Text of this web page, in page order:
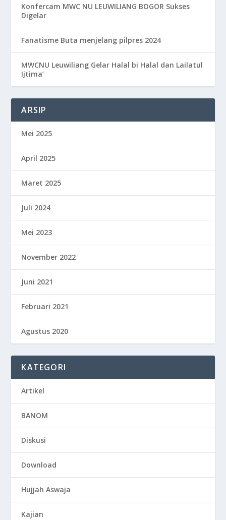
Konfercam MWC NU LEUWILIANG BOGOR Sukses
Digelar
Fanatisme Buta menjelang pilpres 2024
MWCNU Leuwiliang Gelar Halal bi Halal dan Lailatul
Ijtima’
ARSIP
Mei 2025
April 2025
Maret 2025
Juli 2024
Mei 2023
November 2022
Juni 2021
Februari 2021
Agustus 2020
KATEGORI
Artikel
BANOM
Diskusi
Download
Hujjah Aswaja
Kajian